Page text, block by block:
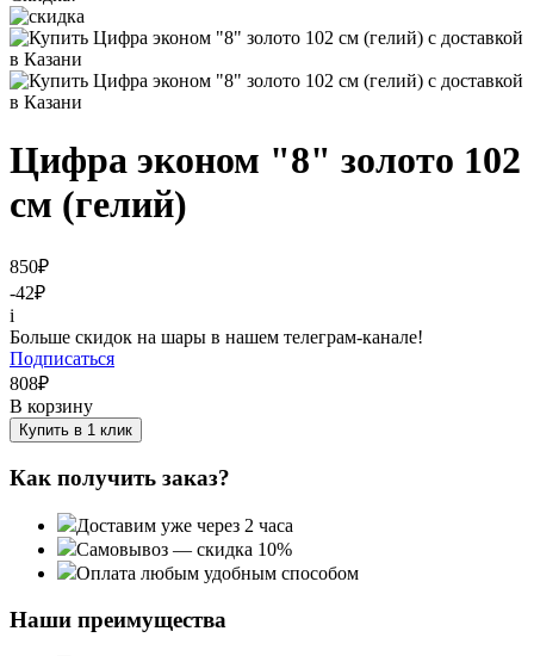
Цифра эконом "8" золото 102
см (гелий)
850₽
-42₽
i
Больше скидок на шары в нашем телеграм-канале!
Подписаться
808₽
В корзину
Купить в 1 клик
Как получить заказ?
Доставим уже через 2 часа
Самовывоз — скидка 10%
Оплата любым удобным способом
Наши преимущества